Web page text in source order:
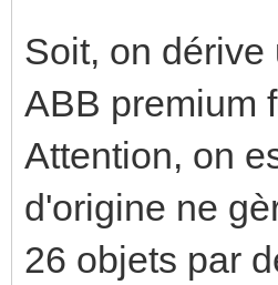
Soit, on dérive
ABB premium
Attention, on
d'origine ne
26 objets par